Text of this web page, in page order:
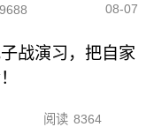
9688 08-07
战演习，把自家
阅读 8364